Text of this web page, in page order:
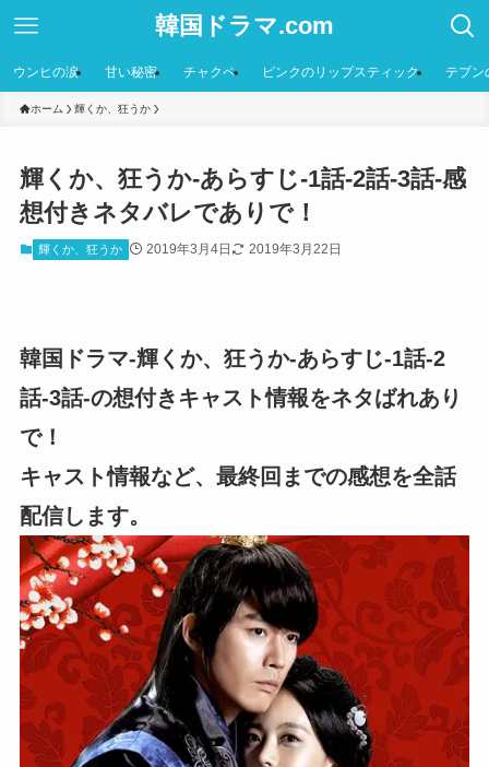
韓国ドラマ.com
ウンヒの涙 甘い秘密 チャクペ ピンクのリップスティック テプン
ホーム 輝くか、狂うか
輝くか、狂うか-あらすじ-1話-2話-3話-感
想付きネタバレでありで！
輝くか、狂うか 2019年3月4日 2019年3月22日
韓国ドラマ-輝くか、狂うか-あらすじ-1話-2
話-3話-の想付きキャスト情報をネタばれあり
で！
キャスト情報など、最終回までの感想を全話
配信します。